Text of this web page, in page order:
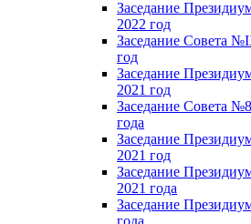
Заседание
2022 год
Заседание Совета
год
Заседание
2021 год
Заседание Совета
года
Заседание
2021 год
Заседание
2021 года
Заседание
года